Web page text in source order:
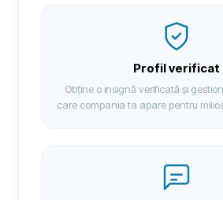
Profil verificat
Obține o insignă verificată și
care compania ta apare pentru